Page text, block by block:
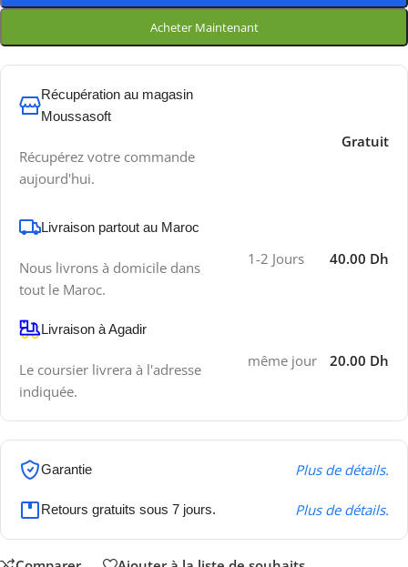
Acheter Maintenant
Récupération au magasin
Moussasoft
Récupérez votre commande
aujourd'hui.
Gratuit
Livraison partout au Maroc
Nous livrons à domicile dans
tout le Maroc.
1-2 Jours 40.00 Dh
Livraison à Agadir
Le coursier livrera à l'adresse
indiquée.
même jour 20.00 Dh
Garantie Plus de détails.
Retours gratuits sous 7 jours. Plus de détails.